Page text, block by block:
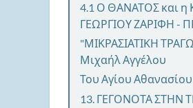
4.1 Ο ΘΑΝΑΤΟΣ και η
ΓΕΩΡΓΙΟΥ ΖΑΡΙΦΗ -
"ΜΙΚΡΑΣΙΑΤΙΚΗ
Μιχαήλ Αγγέλου
Του Αγίου
13. ΓΕΓΟΝΟΤΑ ΣΤΗΝ